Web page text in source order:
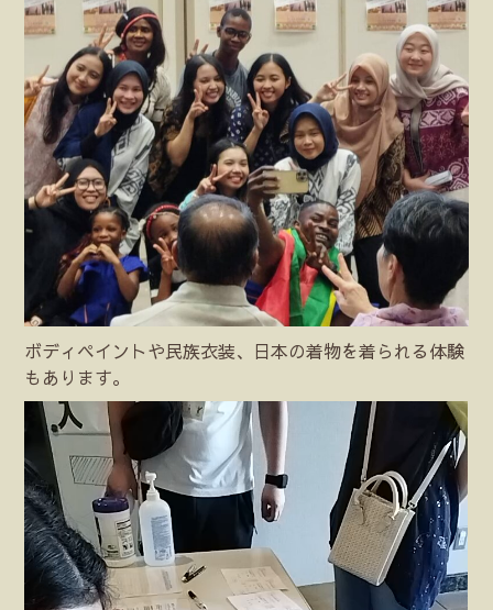
ボディペイントや民族衣装、日本の着物を着られる体験
もあります。